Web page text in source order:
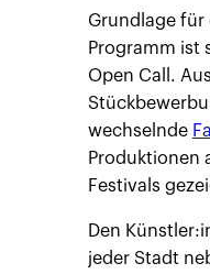
Grundlage für
Programm ist
Open Call.
wechselnde
Produktionen
Festivals
Den
jeder Stadt